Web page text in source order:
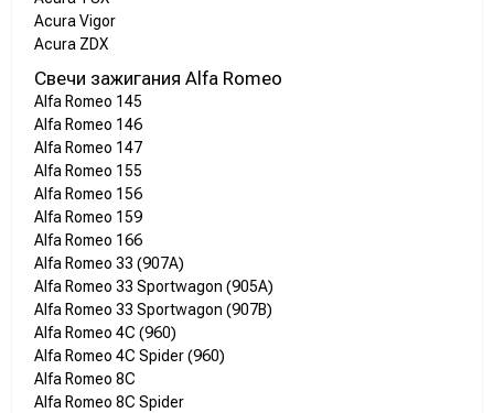
Acura Vigor
Acura ZDX
Свечи зажигания Alfa Romeo
Alfa Romeo 145
Alfa Romeo 146
Alfa Romeo 147
Alfa Romeo 155
Alfa Romeo 156
Alfa Romeo 159
Alfa Romeo 166
Alfa Romeo 33 (907A)
Alfa Romeo 33 Sportwagon (905A)
Alfa Romeo 33 Sportwagon (907B)
Alfa Romeo 4C (960)
Alfa Romeo 4C Spider (960)
Alfa Romeo 8C
Alfa Romeo 8C Spider